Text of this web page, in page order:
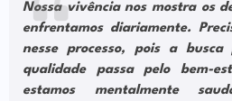
Nossa vivência nos mostra os
enfrentamos diariamente.
nesse processo, pois a
qualidade passa pelo bem-
estamos mentalmente